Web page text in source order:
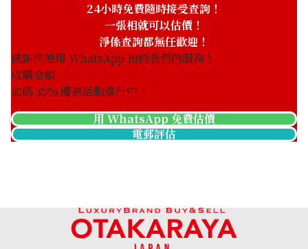
24小時免費隨時接受查詢！
一張相就可以估價！
淨係查詢都無任歡迎！
感謝您使用 WhatsApp 預約我們的服務！
收購金額
加碼35% 優惠活動進行中！
用 WhatsApp 免費估價
電郵評估